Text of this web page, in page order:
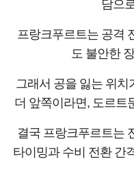
담으
프랑크푸르트는 공격
도 불안한
그래서 공을 잃는 위치
더 앞쪽이라면, 도르트
결국 프랑크푸르트는
타이밍과 수비 전환 간